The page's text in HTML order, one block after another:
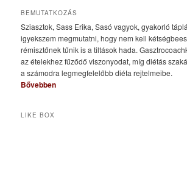
BEMUTATKOZÁS
Sziasztok, Sass Erika, Sasó vagyok, gyakorló
igyekszem megmutatni, hogy nem kell
rémisztőnek tűnik is a tiltások hada.
az ételekhez fűződő viszonyodat, míg diétás
a számodra legmegfelelőbb diéta rejtelmeibe.
Bővebben
LIKE BOX